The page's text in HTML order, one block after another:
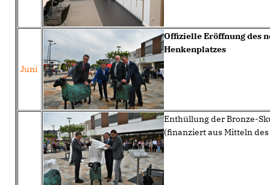
Juni
Offizielle Eröffnung des
Henkenplatzes
Enthüllung der Bronze-
(finanziert aus Mitteln